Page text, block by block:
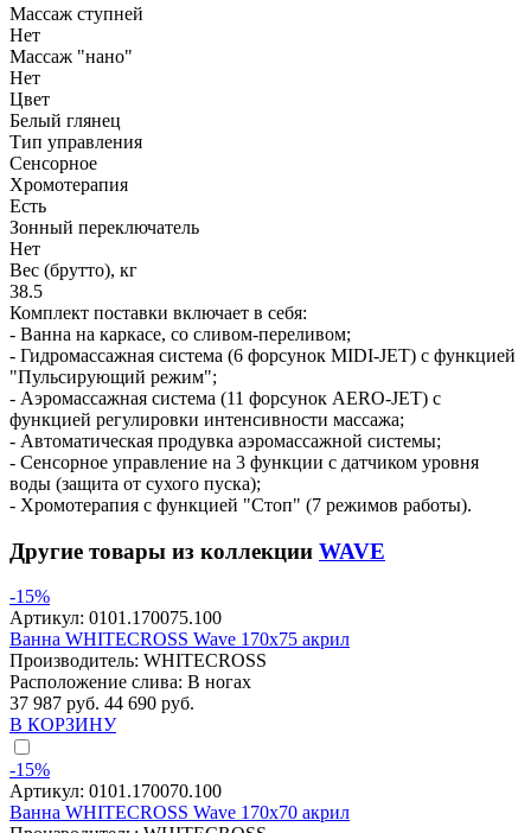
Массаж ступней
Нет
Массаж "нано"
Нет
Цвет
Белый глянец
Тип управления
Сенсорное
Хромотерапия
Есть
Зонный переключатель
Нет
Вес (брутто), кг
38.5
Комплект поставки включает в себя:
- Ванна на каркасе, со сливом-переливом;
- Гидромассажная система (6 форсунок MIDI-JET) с функцией
"Пульсирующий режим";
- Аэромассажная система (11 форсунок AERO-JET) с
функцией регулировки интенсивности массажа;
- Автоматическая продувка аэромассажной системы;
- Сенсорное управление на 3 функции с датчиком уровня
воды (защита от сухого пуска);
- Хромотерапия с функцией "Стоп" (7 режимов работы).
Другие товары из коллекции WAVE
-15%
Артикул: 0101.170075.100
Ванна WHITECROSS Wave 170x75 акрил
Производитель: WHITECROSS
Расположение слива: В ногах
37 987 руб. 44 690 руб.
В КОРЗИНУ
-15%
Артикул: 0101.170070.100
Ванна WHITECROSS Wave 170x70 акрил